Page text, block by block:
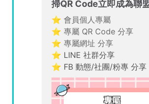
掃QR Code立即成為聯
⭐ 會員個人專屬
⭐ 專屬 QR Code 分享
⭐ 專屬網址 分享
⭐ LINE 社群分享
⭐ FB 動態/社團/粉專 分享